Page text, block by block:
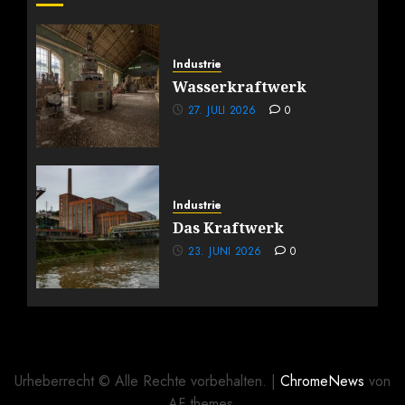
Industrie
Wasserkraftwerk
27. JULI 2026 0
Industrie
Das Kraftwerk
23. JUNI 2026 0
Urheberrecht © Alle Rechte vorbehalten. | ChromeNews von